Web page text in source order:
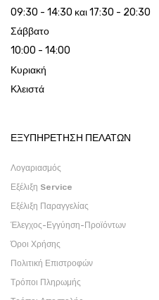
09:30 - 14:30 και 17:30 - 20:30
Σάββατο
10:00 - 14:00
Κυριακή
Κλειστά
ΕΞΥΠΗΡΕΤΗΣΗ ΠΕΛΑΤΩΝ
Λογαριασμός
Εξέλιξη Service
Εξέλιξη Παραγγελίας
Έλεγχος-Εγγύηση-Προϊόντων
Όροι Χρήσης
Πολιτική Επιστροφών
Τρόποι Πληρωμής